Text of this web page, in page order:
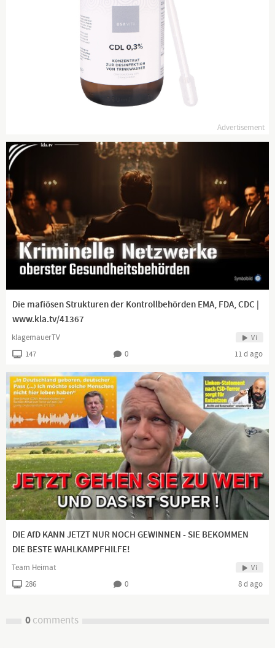
Advertisement
Die mafiösen Strukturen der Kontrollbehörden EMA, FDA, CDC |
www.kla.tv/41367
klagemauerTV Vi
147 0 11 d ago
DIE AfD KANN JETZT NUR NOCH GEWINNEN - SIE BEKOMMEN
DIE BESTE WAHLKAMPFHILFE!
Team Heimat Vi
286 0 8 d ago
0comments